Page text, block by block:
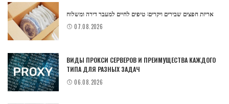
אריזת חפצים שבירים ויקרים: טיפים לחיים למעבר דירה ומשלוח
07.08.2026
ВИДЫ ПРОКСИ СЕРВЕРОВ И ПРЕИМУЩЕСТВА КАЖДОГО
ТИПА ДЛЯ РАЗНЫХ ЗАДАЧ
06.08.2026